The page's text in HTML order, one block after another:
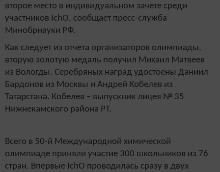
второе место в индивидуальном зачете среди
участников IchO, сообщает пресс-служба
Минобрнауки РФ.
Как следует из отчета организаторов олимпиады,
вторую золотую медаль получил Михаил Матвеев
из Вологды. Серебряных наград удостоены Даниил
Бардонов из Москвы и Андрей Кобелев из
Татарстана. Кобелев – выпускник лицея № 35
Нижнекамского района РТ.
Всего в 50-й Международной химической
олимпиаде приняли участие 300 школьников из 76
стран. Впервые IchO проводилась сразу в двух